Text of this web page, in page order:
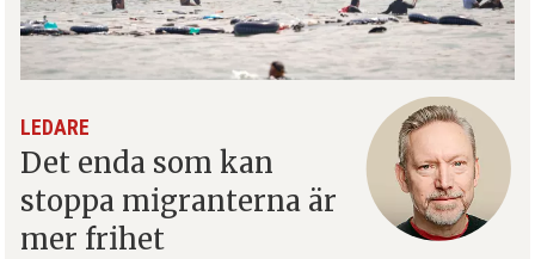
LEDARE
Det enda som kan
stoppa migranterna är
mer frihet